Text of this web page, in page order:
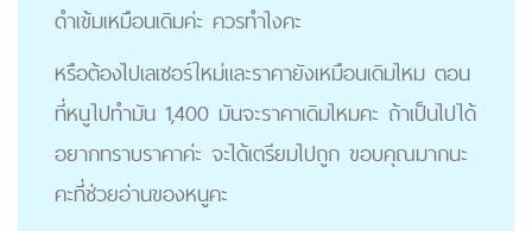
ดำเข้มเหมือนเดิมค่ะ ควรทำไงคะ
หรือต้องไปเลเซอร์ใหม่และราคายังเหมือนเดิมไหม ตอน
ที่หนูไปทำมัน 1,400 มันจะราคาเดิมไหมคะ ถ้าเป็นไปได้
อยากทราบราคาค่ะ จะได้เตรียมไปถูก ขอบคุณมากนะ
คะที่ช่วยอ่านของหนูคะ